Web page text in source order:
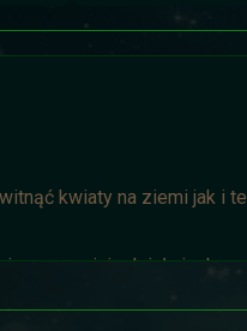
kwiaty na ziemi jak i te
w niej udział niech